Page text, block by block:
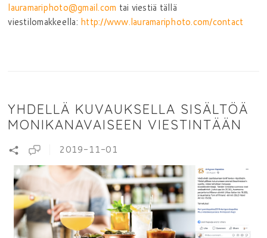
lauramariphoto@gmail.com tai viestiä tällä
viestilomakkeella: http://www.lauramariphoto.com/contact
YHDELLÄ KUVAUKSELLA SISÄLTÖÄ
MONIKANAVAISEEN VIESTINTÄÄN
2019-11-01